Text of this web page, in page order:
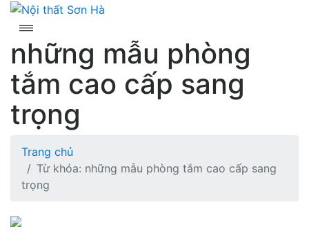
Skip
content
những mẫu phòng
tắm cao cấp sang
trọng
Trang chủ
Từ khóa: những mẫu phòng tắm cao cấp sang
trọng